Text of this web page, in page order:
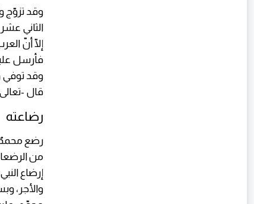
وقد تزوّج
الثاني
إلّا أنّ
وقد توفي
قال -
رضاعته
رضع محمدٌ
من
إرضاع
والأجر،